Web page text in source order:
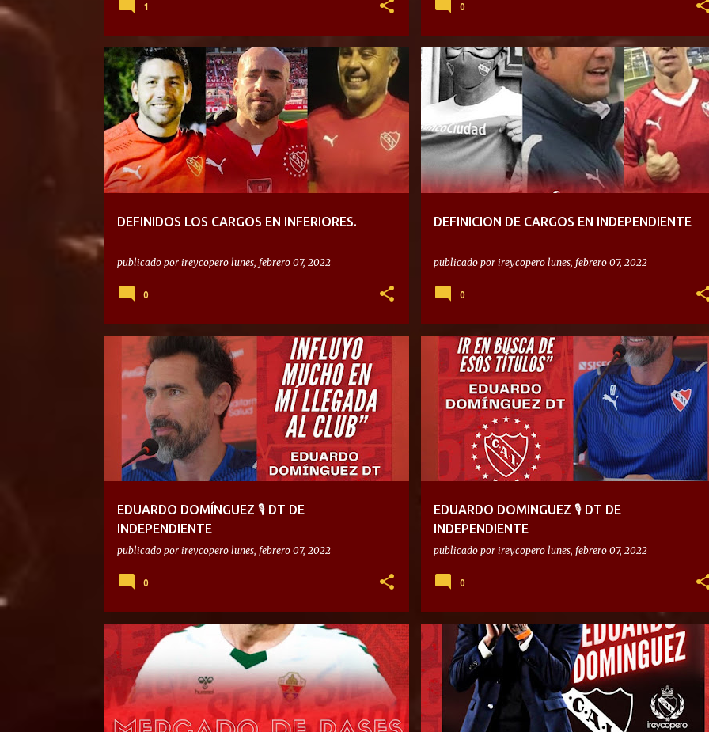
1 0
DEFINIDOS LOS CARGOS EN INFERIORES.
publicado por ireycopero lunes, febrero 07, 2022
0
DEFINICION DE CARGOS EN INDEPENDIENTE
publicado por ireycopero lunes, febrero 07, 2022
0
EDUARDO DOMÍNGUEZ 🎙 DT DE
INDEPENDIENTE
publicado por ireycopero lunes, febrero 07, 2022
0
EDUARDO DOMINGUEZ 🎙 DT DE
INDEPENDIENTE
publicado por ireycopero lunes, febrero 07, 2022
0